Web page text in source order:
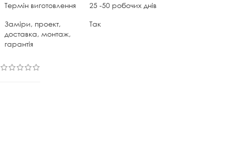
Термін виготовлення
25 -50 робочих днів
Заміри, проект,
доставка, монтаж,
гарантія
Так